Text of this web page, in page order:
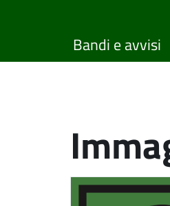
Bandi e avvisi